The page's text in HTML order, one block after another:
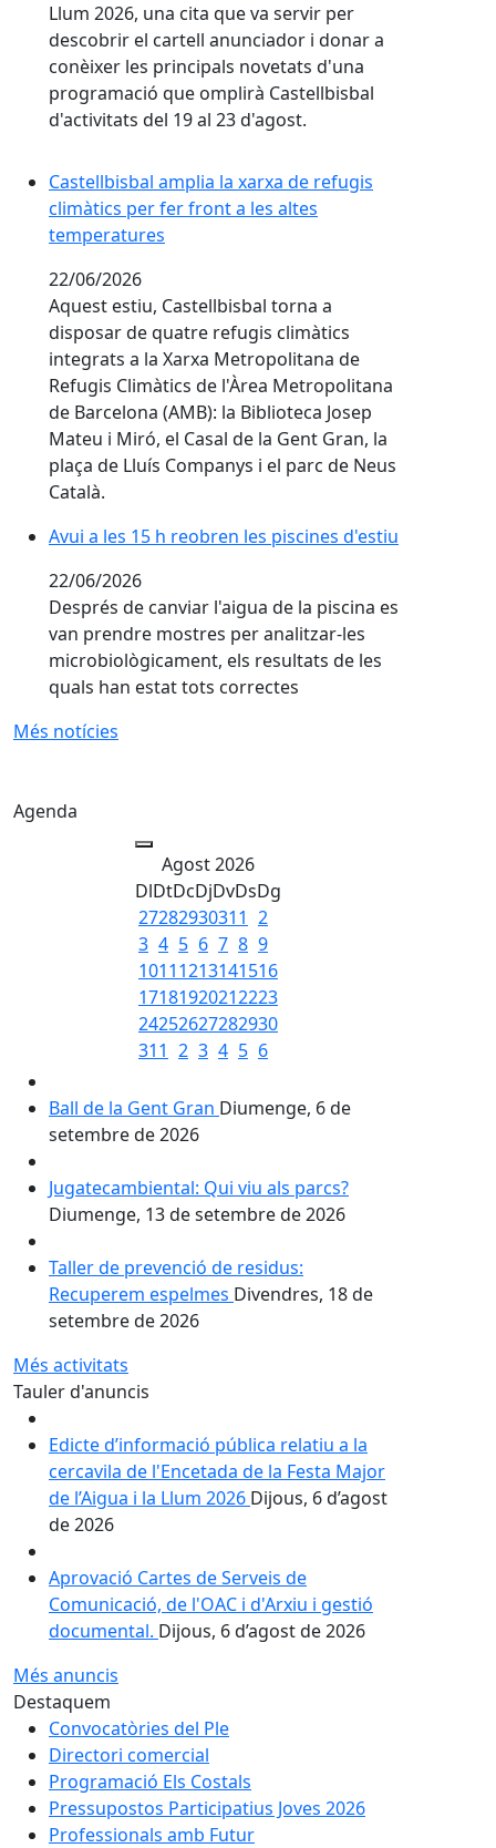
Llum 2026, una cita que va servir per
descobrir el cartell anunciador i donar a
conèixer les principals novetats d'una
programació que omplirà Castellbisbal
d'activitats del 19 al 23 d'agost.
Castellbisbal amplia la xarxa de refugis climàtics
Castellbisbal amplia la xarxa de refugis
climàtics per fer front a les altes
temperatures
22/06/2026
Aquest estiu, Castellbisbal torna a
disposar de quatre refugis climàtics
integrats a la Xarxa Metropolitana de
Refugis Climàtics de l'Àrea Metropolitana
de Barcelona (AMB): la Biblioteca Josep
Mateu i Miró, el Casal de la Gent Gran, la
plaça de Lluís Companys i el parc de Neus
Català.
Avui a les 15 h reobren les piscines d'estiu
Avui a les 15 h reobren les piscines d'estiu
22/06/2026
Després de canviar l'aigua de la piscina es
van prendre mostres per analitzar-les
microbiològicament, els resultats de les
quals han estat tots correctes
Més notícies
Agenda
Agost 2026
DlDtDcDjDvDsDg
27282930311 2
3 4 5 6 7 8 9
10111213141516
17181920212223
24252627282930
311 2 3 4 5 6
Ball de la Gent Gran Diumenge, 6 de
setembre de 2026
Jugatecambiental: Qui viu als parcs?
Diumenge, 13 de setembre de 2026
Taller de prevenció de residus:
Recuperem espelmes Divendres, 18 de
setembre de 2026
Més activitats
Tauler d'anuncis
Edicte d’informació pública relatiu a la
cercavila de l'Encetada de la Festa Major
de l’Aigua i la Llum 2026 Dijous, 6 d’agost
de 2026
Aprovació Cartes de Serveis de
Comunicació, de l'OAC i d'Arxiu i gestió
documental. Dijous, 6 d’agost de 2026
Més anuncis
Destaquem
Convocatòries del Ple
Directori comercial
Programació Els Costals
Pressupostos Participatius Joves 2026
Professionals amb Futur